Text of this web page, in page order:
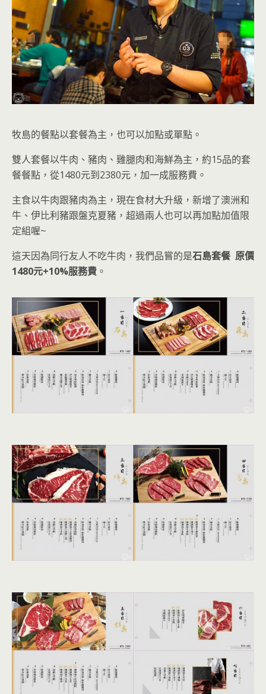
牧島的餐點以套餐為主，也可以加點或單點。
雙人套餐以牛肉、豬肉、雞腿肉和海鮮為主，約15品的套
餐餐點，從1480元到2380元，加一成服務費。
主食以牛肉跟豬肉為主，現在食材大升級，新增了澳洲和
牛、伊比利豬跟盤克夏豬，超過兩人也可以再加點加值限
定組喔~
這天因為同行友人不吃牛肉，我們品嘗的是石島套餐 原價
1480元+10%服務費 。